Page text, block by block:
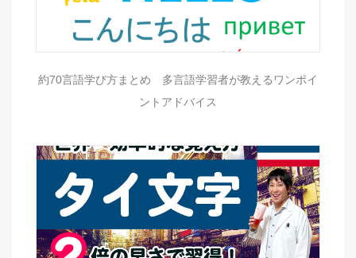
約70言語学び方まとめ 多言語学習者が教えるワンポイ
ントアドバイス